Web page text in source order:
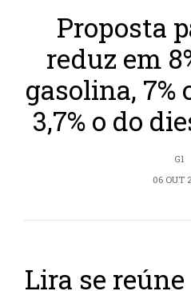
Proposta
reduz em
gasolina, 7%
3,7% o do
G1
06 OUT
Lira se